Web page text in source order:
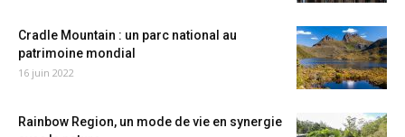
Cradle Mountain : un parc national au
patrimoine mondial
16 juin 2022
Rainbow Region, un mode de vie en synergie